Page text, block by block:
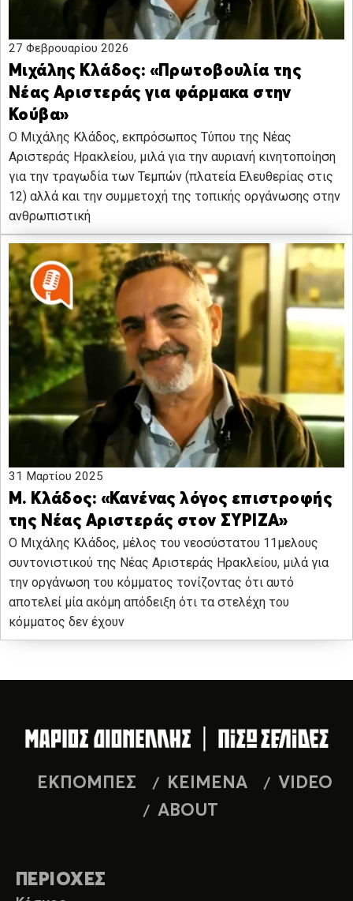
27 Φεβρουαρίου 2026
Μιχάλης Κλάδος: «Πρωτοβουλία της
Νέας Αριστεράς για φάρμακα στην
Κούβα»
Ο Μιχάλης Κλάδος, εκπρόσωπος Τύπου της Νέας
Αριστεράς Ηρακλείου, μιλά για την αυριανή κινητοποίηση
για την τραγωδία των Τεμπών (πλατεία Ελευθερίας στις
12) αλλά και την συμμετοχή της τοπικής οργάνωσης στην
ανθρωπιστική
31 Μαρτίου 2025
Μ. Κλάδος: «Κανένας λόγος επιστροφής
της Νέας Αριστεράς στον ΣΥΡΙΖΑ»
Ο Μιχάλης Κλάδος, μέλος του νεοσύστατου 11μελους
συντονιστικού της Νέας Αριστεράς Ηρακλείου, μιλά για
την οργάνωση του κόμματος τονίζοντας ότι αυτό
αποτελεί μία ακόμη απόδειξη ότι τα στελέχη του
κόμματος δεν έχουν
ΕΚΠΟΜΠΕΣ ΚΕΙΜΕΝΑ
VIDEO
ABOUT
ΠΕΡΙΟΧΕΣ